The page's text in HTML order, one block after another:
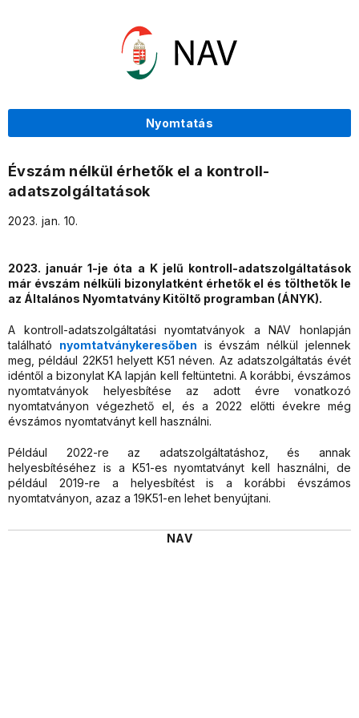
Nyomtatás
Évszám nélkül érhetők el a kontroll-
adatszolgáltatások
2023. jan. 10.
2023. január 1-je óta a K jelű kontroll-adatszolgáltatások
már évszám nélküli bizonylatként érhetők el és tölthetők le
az Általános Nyomtatvány Kitöltő programban (ÁNYK).
A kontroll-adatszolgáltatási nyomtatványok a NAV honlapján
található nyomtatványkeresőben is évszám nélkül jelennek
meg, például 22K51 helyett K51 néven. Az adatszolgáltatás évét
idéntől a bizonylat KA lapján kell feltüntetni. A korábbi, évszámos
nyomtatványok helyesbítése az adott évre vonatkozó
nyomtatványon végezhető el, és a 2022 előtti évekre még
évszámos nyomtatványt kell használni.
Például 2022-re az adatszolgáltatáshoz, és annak
helyesbítéséhez is a K51-es nyomtatványt kell használni, de
például 2019-re a helyesbítést is a korábbi évszámos
nyomtatványon, azaz a 19K51-en lehet benyújtani.
NAV